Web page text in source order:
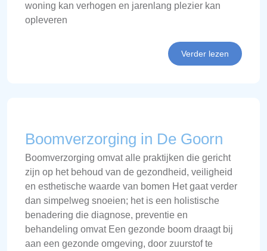
woning kan verhogen en jarenlang plezier kan
opleveren
Verder lezen
Boomverzorging in De Goorn
Boomverzorging omvat alle praktijken die gericht
zijn op het behoud van de gezondheid, veiligheid
en esthetische waarde van bomen Het gaat verder
dan simpelweg snoeien; het is een holistische
benadering die diagnose, preventie en
behandeling omvat Een gezonde boom draagt bij
aan een gezonde omgeving, door zuurstof te